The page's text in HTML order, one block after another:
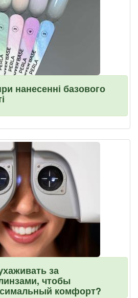
нанесенні базового
за
чтобы
комфорт?